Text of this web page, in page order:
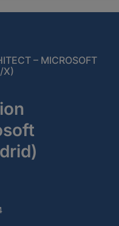
– MICROSOFT
X)